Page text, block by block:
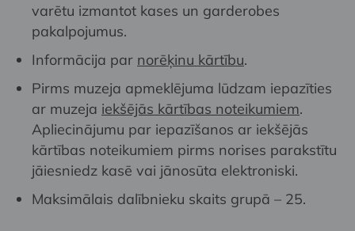
varētu izmantot kases un garderobes
pakalpojumus.
Informācija par norēķinu kārtību.
Pirms muzeja apmeklējuma lūdzam iepazīties
ar muzeja iekšējās kārtības noteikumiem.
Apliecinājumu par iepazīšanos ar iekšējās
kārtības noteikumiem pirms norises parakstītu
jāiesniedz kasē vai jānosūta elektroniski.
Maksimālais dalībnieku skaits grupā – 25.